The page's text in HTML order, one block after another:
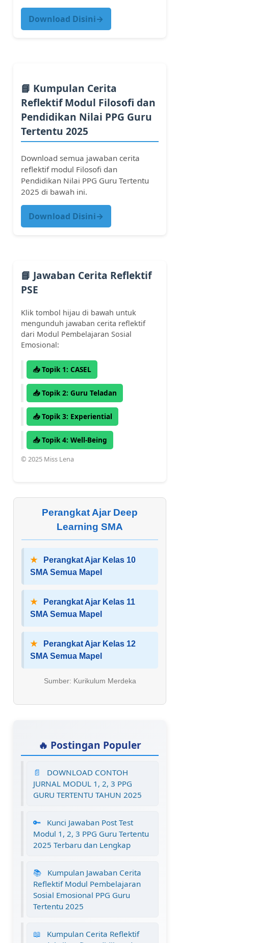
Download Disini→
📘 Kumpulan Cerita
Reflektif Modul Filosofi dan
Pendidikan Nilai PPG Guru
Tertentu 2025
Download semua jawaban cerita
reflektif modul Filosofi dan
Pendidikan Nilai PPG Guru Tertentu
2025 di bawah ini.
Download Disini→
📘 Jawaban Cerita Reflektif
PSE
Klik tombol hijau di bawah untuk
mengunduh jawaban cerita reflektif
dari Modul Pembelajaran Sosial
Emosional:
📥 Topik 1: CASEL
📥 Topik 2: Guru Teladan
📥 Topik 3: Experiential
📥 Topik 4: Well-Being
© 2025 Miss Lena
Perangkat Ajar Deep
Learning SMA
★
Perangkat Ajar Kelas 10
SMA Semua Mapel
★
Perangkat Ajar Kelas 11
SMA Semua Mapel
★
Perangkat Ajar Kelas 12
SMA Semua Mapel
Sumber: Kurikulum Merdeka
🔥 Postingan Populer
📄
DOWNLOAD CONTOH
JURNAL MODUL 1, 2, 3 PPG
GURU TERTENTU TAHUN 2025
🔑
Kunci Jawaban Post Test
Modul 1, 2, 3 PPG Guru Tertentu
2025 Terbaru dan Lengkap
📚
Kumpulan Jawaban Cerita
Reflektif Modul Pembelajaran
Sosial Emosional PPG Guru
Tertentu 2025
📖
Kumpulan Cerita Reflektif